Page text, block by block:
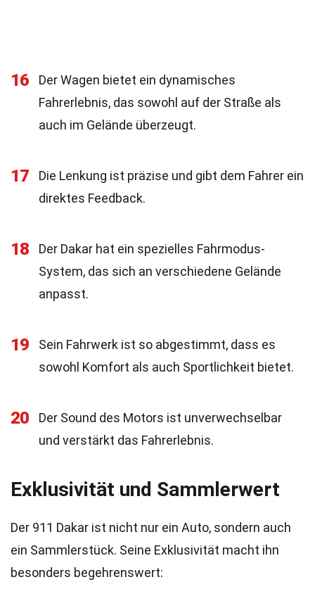
16
Der Wagen bietet ein dynamisches
Fahrerlebnis, das sowohl auf der Straße als
auch im Gelände überzeugt.
17
Die Lenkung ist präzise und gibt dem Fahrer ein
direktes Feedback.
18
Der Dakar hat ein spezielles Fahrmodus-
System, das sich an verschiedene Gelände
anpasst.
19
Sein Fahrwerk ist so abgestimmt, dass es
sowohl Komfort als auch Sportlichkeit bietet.
20
Der Sound des Motors ist unverwechselbar
und verstärkt das Fahrerlebnis.
Exklusivität und Sammlerwert
Der 911 Dakar ist nicht nur ein Auto, sondern auch
ein Sammlerstück. Seine Exklusivität macht ihn
besonders begehrenswert: